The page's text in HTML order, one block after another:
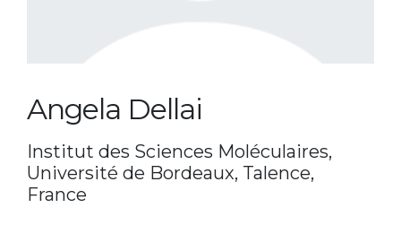
Angela Dellai
Institut des Sciences Moléculaires,
Université de Bordeaux, Talence,
France